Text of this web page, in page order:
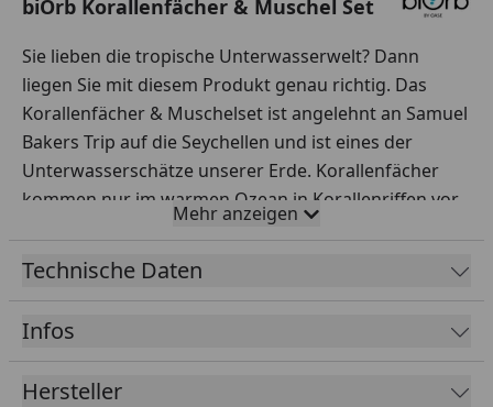
biOrb Korallenfächer & Muschel Set
Sie lieben die tropische Unterwasserwelt? Dann
liegen Sie mit diesem Produkt genau richtig. Das
Korallenfächer & Muschelset ist angelehnt an Samuel
Bakers Trip auf die Seychellen und ist eines der
Unterwasserschätze unserer Erde. Korallenfächer
kommen nur im warmen Ozean in Korallenriffen vor.
Das Set passt in alle biOrb-Aquarien. Dank
hochwertiger Verarbeitung sind die Korallenfächer &
Muscheln langlebig, robust und sicher. Es werden
Vor dem Einsatzen ins Aquarium sollte das Set mit
Mehr anzeigen
Technische Daten
Infos
Hersteller